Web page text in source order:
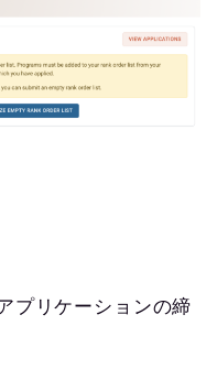
プリケーションの締